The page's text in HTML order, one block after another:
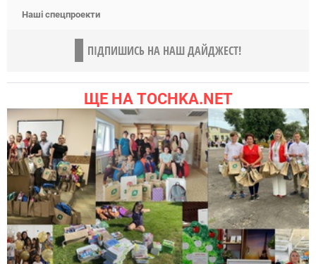
Наші спецпроекти
ПІДПИШИСЬ НА НАШ ДАЙДЖЕСТ!
ЩЕ НА TOCHKA.NET